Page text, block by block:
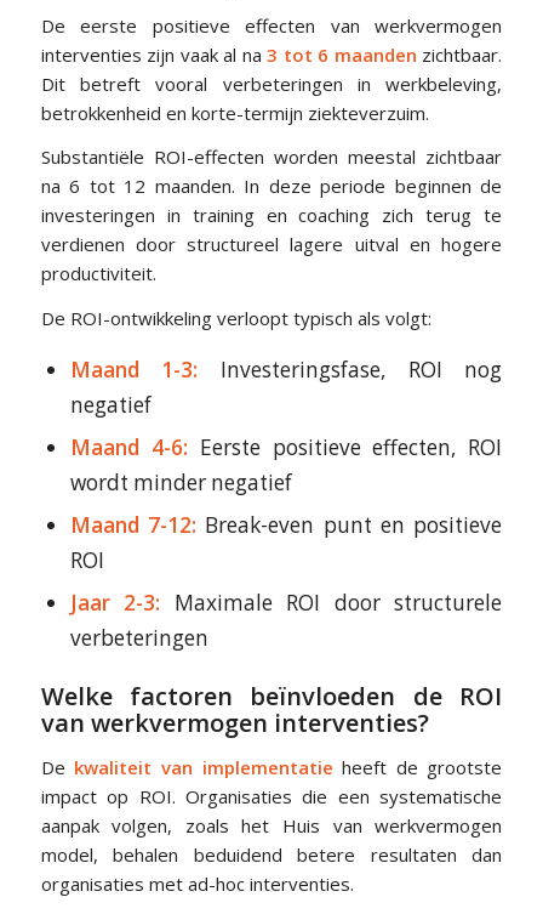
De eerste positieve effecten van werkvermogen
interventies zijn vaak al na3 tot 6 maanden zichtbaar.
Dit betreft vooral verbeteringen in werkbeleving,
betrokkenheid en korte-termijn ziekteverzuim.
Substantiële ROI-effecten worden meestal zichtbaar
na 6 tot 12 maanden. In deze periode beginnen de
investeringen in training en coaching zich terug te
verdienen door structureel lagere uitval en hogere
productiviteit.
De ROI-ontwikkeling verloopt typisch als volgt:
Maand 1-3: Investeringsfase, ROI nog
negatief
Maand 4-6: Eerste positieve effecten, ROI
wordt minder negatief
Maand 7-12: Break-even punt en positieve
ROI
Jaar 2-3: Maximale ROI door structurele
verbeteringen
Welke factoren beïnvloeden de ROI
van werkvermogen interventies?
De kwaliteit van implementatie heeft de grootste
impact op ROI. Organisaties die een systematische
aanpak volgen, zoals het Huis van werkvermogen
model, behalen beduidend betere resultaten dan
organisaties met ad-hoc interventies.